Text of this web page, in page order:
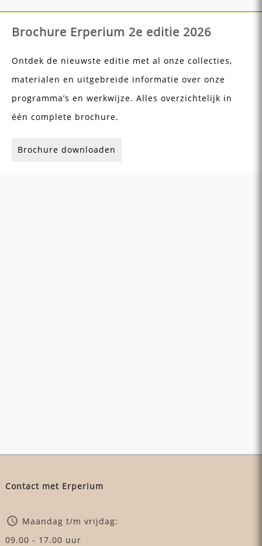
Brochure Erperium 2e editie 2026
Ontdek de nieuwste editie met al onze collecties,
materialen en uitgebreide informatie over onze
programma’s en werkwijze. Alles overzichtelijk in
één complete brochure.
Brochure downloaden
Contact met Erperium
Maandag t/m vrijdag:
09.00 - 17.00 uur